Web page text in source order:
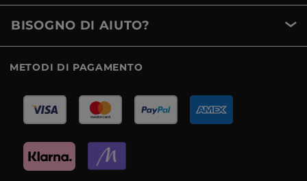
BISOGNO DI AIUTO?
METODI DI PAGAMENTO